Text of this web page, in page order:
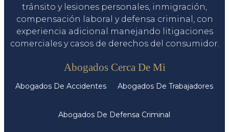
tránsito y lesiones personales, inmigración,
compensación laboral y defensa criminal, con
experiencia adicional manejando litigaciones
comerciales y casos de derechos del consumidor.
Abogados Cerca De Mi
Abogados De Accidentes Abogados De Trabajadores
Abogados De Defensa Criminal